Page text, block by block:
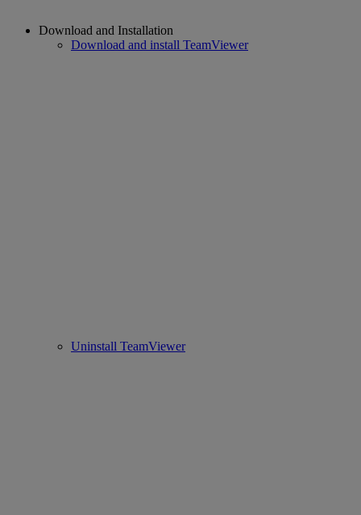
Download and Installation
Download and install TeamViewer
Uninstall TeamViewer